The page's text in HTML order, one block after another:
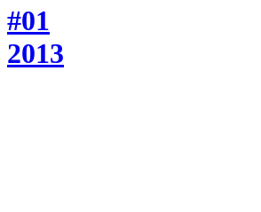
#01
2013